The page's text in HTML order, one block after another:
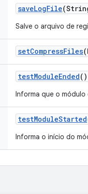
saveLogFile
Salve o arquivo de
setCompressFiles
testModuleEnded()
Informa que o
testModuleStarted
Informa o início do